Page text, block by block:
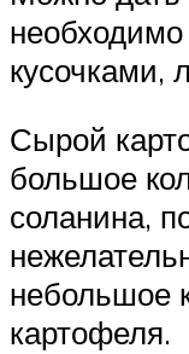
кусочками,
Сырой
большое
соланина,
небольшое
картофеля.